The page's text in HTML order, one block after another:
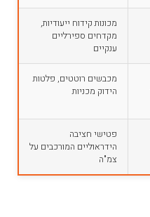
מכונות קידוח ייעודיות,
מקדחים ספירליים
ענקיים
מכבשים רוטטים, פלטות
הידוק מכניות
פטישי חציבה
הידראוליים המורכבים על
צמ"ה